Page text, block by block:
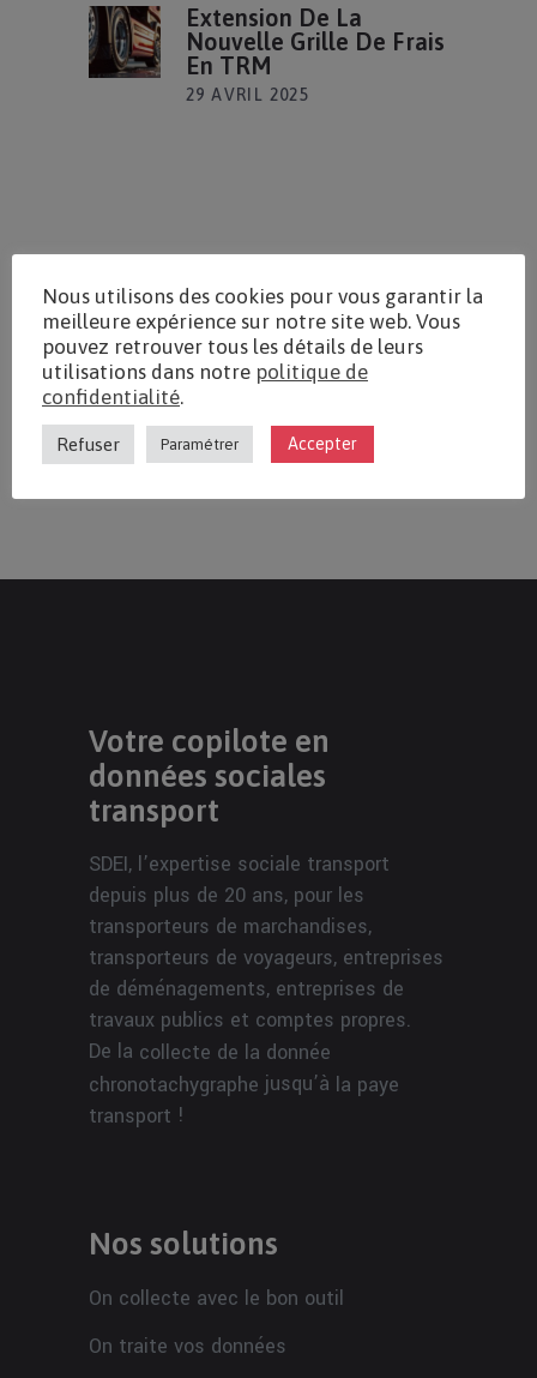
Extension De La
Nouvelle Grille De Frais
En TRM
29 AVRIL 2025
Une question ?
Contactez-nous
Nos bureaux sont ouverts du lundi au
vendredi de 9h à 12h et de 14h à 17h.
Votre copilote en
données sociales
transport
SDEI, l’expertise sociale transport
depuis plus de 20 ans, pour les
transporteurs de marchandises,
transporteurs de voyageurs, entreprises
de déménagements, entreprises de
travaux publics et comptes propres.
De la collecte de la donnée
chronotachygraphe jusqu’à la paye
transport !
Nos solutions
On collecte avec le bon outil
On traite vos données
Nous utilisons des cookies pour vous garantir la
meilleure expérience sur notre site web. Vous
pouvez retrouver tous les détails de leurs
utilisations dans notre politique de
confidentialité.
Refuser Paramétrer Accepter